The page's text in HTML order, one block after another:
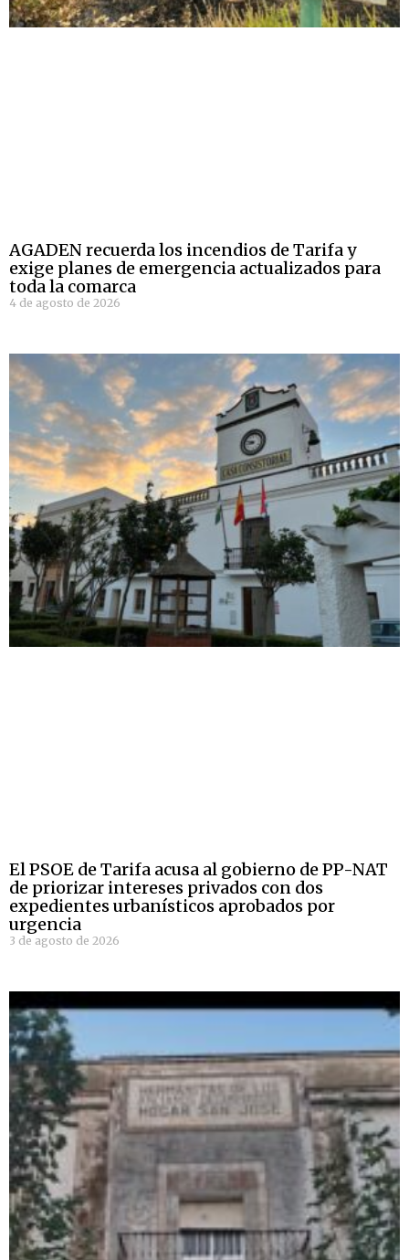
AGADEN recuerda los incendios de Tarifa y
exige planes de emergencia actualizados para
toda la comarca
4 de agosto de 2026
El PSOE de Tarifa acusa al gobierno de PP-NAT
de priorizar intereses privados con dos
expedientes urbanísticos aprobados por
urgencia
3 de agosto de 2026